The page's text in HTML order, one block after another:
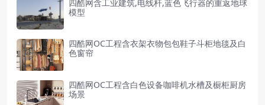
四酷网含工业建筑,电线杆,蓝色飞行器的重返地球
模型
四酷网OC工程含衣架衣物包包鞋子斗柜地毯及白
色窗帘
四酷网OC工程含白色设备咖啡机水槽及橱柜厨房
场景